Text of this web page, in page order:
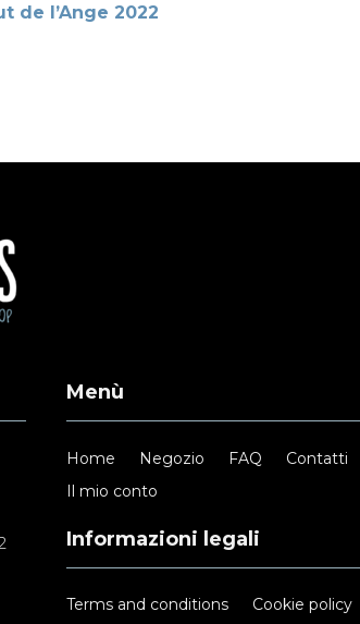
de l’Ange 2022
Menù
Home Negozio FAQ
Contatti
Il mio conto
Informazioni legali
Terms and conditions Cookie policy